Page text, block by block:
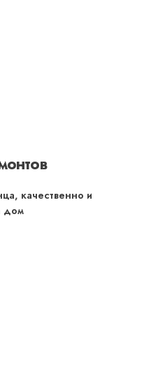
качественно и
дом